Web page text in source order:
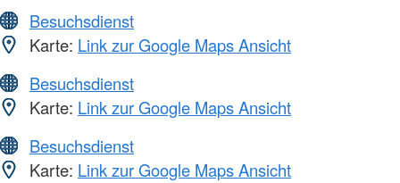
Besuchsdienst
Karte: Link zur Google Maps Ansicht
Besuchsdienst
Karte: Link zur Google Maps Ansicht
Besuchsdienst
Karte: Link zur Google Maps Ansicht